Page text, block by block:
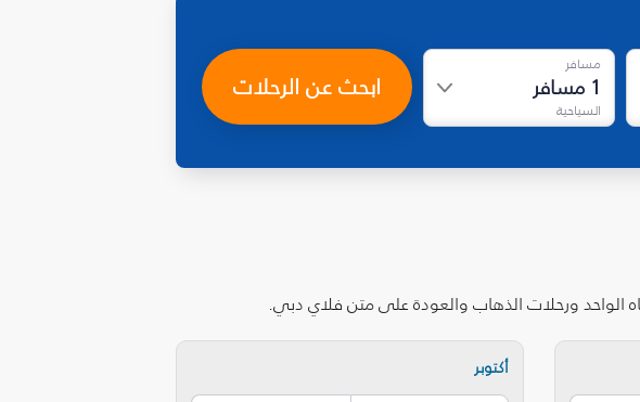
مسافر
1 مسافر
السياحية
ابحث عن الرحلات
الواحد ورحلات الذهاب والعودة على متن فلاي دبي.
أكتوبر